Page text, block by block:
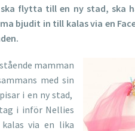
flytta till en ny stad, ska
bjudit in till kalas via en
mamman
med sin
i en ny stad,
i inför Nellies
via en lika